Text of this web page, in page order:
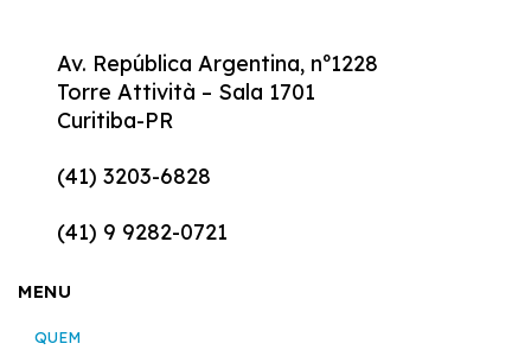
Av. República Argentina, nº1228
Torre Attività – Sala 1701
Curitiba-PR
(41) 3203-6828
(41) 9 9282-0721
MENU
QUEM